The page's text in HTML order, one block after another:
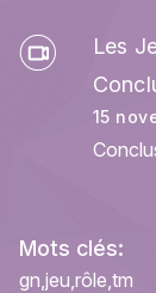
Les
15
Mots clés:
gn jeu rôle tm